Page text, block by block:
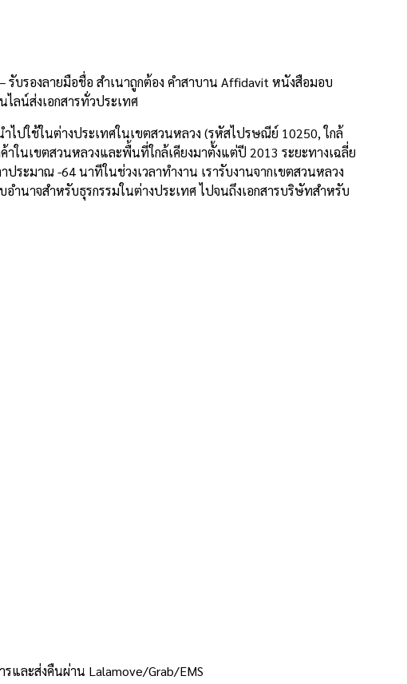
บรองลายมือชื่อ สำเนาถูกต้อง คำสาบาน Affidavit หนังสือมอบ
ลน์ส่งเอกสารทั่วประเทศ
ไปใช้ในต่างประเทศในเขตสวนหลวง (รหัสไปรษณีย์ 10250, ใกล้
ในเขตสวนหลวงและพื้นที่ใกล้เคียงมาตั้งแต่ปี 2013 ระยะทางเฉลี่ย
ระมาณ -64 นาทีในช่วงเวลาทำงาน เรารับงานจากเขตสวนหลวง
ำนาจสำหรับธุรกรรมในต่างประเทศ ไปจนถึงเอกสารบริษัทสำหรับ
และส่งคืนผ่าน Lalamove/Grab/EMS